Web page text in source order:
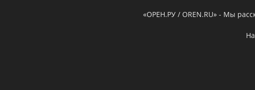
«ОРЕН.РУ / OREN.RU» - Мы